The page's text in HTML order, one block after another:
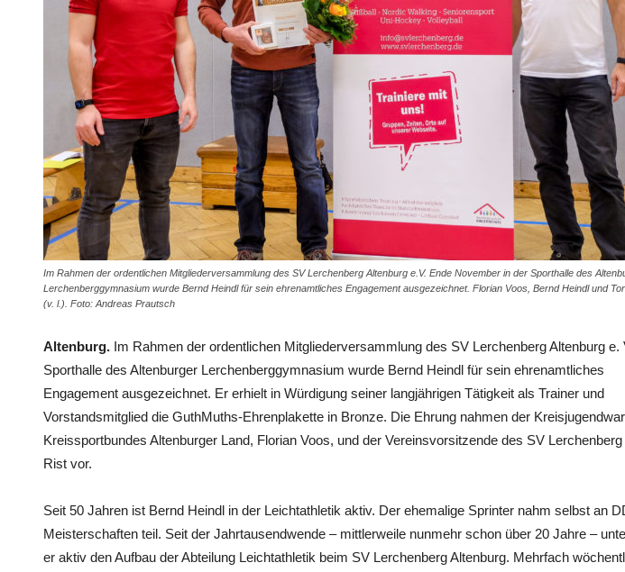
Im Rahmen der ordentlichen Mitgliederversammlung des SV Lerchenberg Altenburg e.V. Ende November in der Sporthalle des
Lerchenberggymnasium wurde Bernd Heindl für sein ehrenamtliches Engagement ausgezeichnet. Florian Voos, Bernd Heindl und
(v. l.). Foto: Andreas Prautsch
Altenburg. Im Rahmen der ordentlichen Mitgliederversammlung des SV Lerchenberg Altenburg e.
Sporthalle des Altenburger Lerchenberggymnasium wurde Bernd Heindl für sein ehrenamtliches
Engagement ausgezeichnet. Er erhielt in Würdigung seiner langjährigen Tätigkeit als Trainer und
Vorstandsmitglied die GuthMuths-Ehrenplakette in Bronze. Die Ehrung nahmen der
Kreissportbundes Altenburger Land, Florian Voos, und der Vereinsvorsitzende des SV Lerchenberg
Rist vor.
Seit 50 Jahren ist Bernd Heindl in der Leichtathletik aktiv. Der ehemalige Sprinter nahm selbst an
Meisterschaften teil. Seit der Jahrtausendwende – mittlerweile nunmehr schon über 20 Jahre –
er aktiv den Aufbau der Abteilung Leichtathletik beim SV Lerchenberg Altenburg. Mehrfach